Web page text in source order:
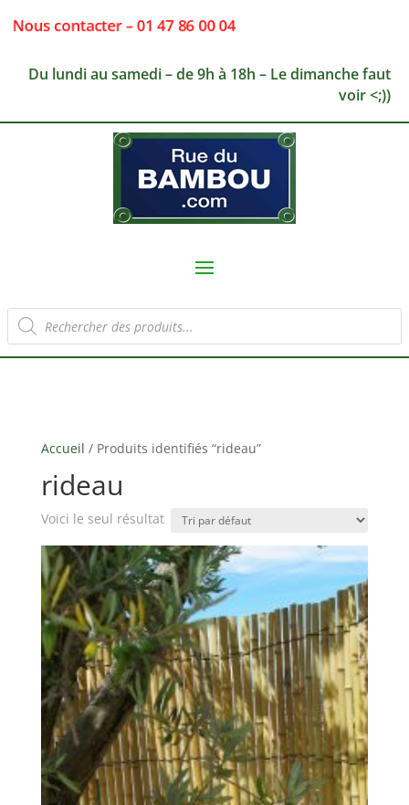
Nous contacter – 01 47 86 00 04
Du lundi au samedi – de 9h à 18h – Le dimanche faut
voir <;))
Recherche
de
produits
Accueil / Produits identifiés “rideau”
rideau
Voici le seul résultat